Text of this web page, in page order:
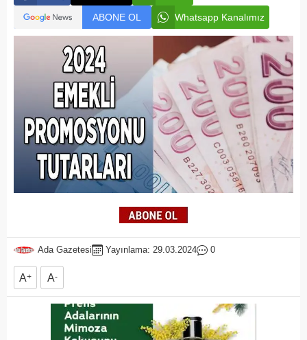
ABONE OL Whatsapp Kanalımız
Ada Gazetesi Yayınlama: 29.03.2024 0
A+ A-